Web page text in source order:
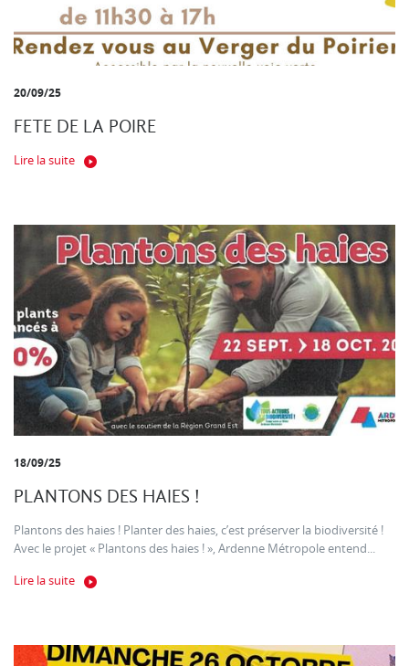
20/09/25
FETE DE LA POIRE
Lire la suite
18/09/25
PLANTONS DES HAIES !
Plantons des haies ! Planter des haies, c’est préserver la biodiversité !
Avec le projet « Plantons des haies ! », Ardenne Métropole entend...
Lire la suite